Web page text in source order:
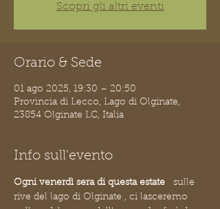
Scopri gli altri eventi
Orario & Sede
01 ago 2025, 19:30 – 20:50
Provincia di Lecco, Lago di Olginate,
23854 Olginate LC, Italia
Info sull'evento
Ogni venerdì sera di questa estate sulle
rive del lago di Olginate , ci lasceremo